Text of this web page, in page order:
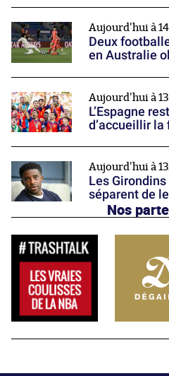
Aujourd'hui à
Deux
en Australie
Aujourd'hui à
L’Espagne
d’accueillir
Aujourd'hui à
Les
séparent de
Nos